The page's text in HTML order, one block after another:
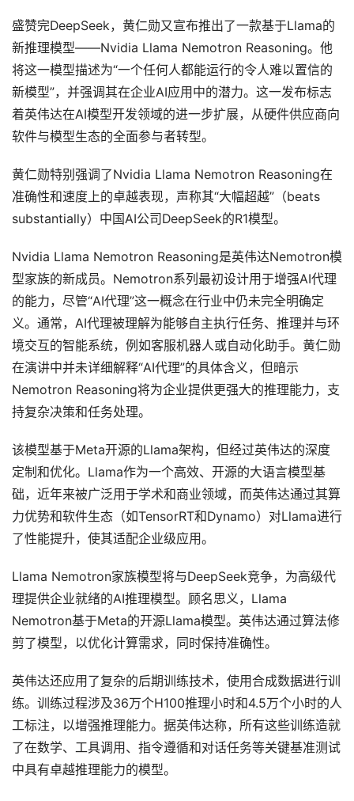
盛赞完DeepSeek，黄仁勋又宣布推出了一款基于Llama的
新推理模型——Nvidia Llama Nemotron Reasoning。他
将这一模型描述为“一个任何人都能运行的令人难以置信的
新模型”，并强调其在企业AI应用中的潜力。这一发布标志
着英伟达在AI模型开发领域的进一步扩展，从硬件供应商向
软件与模型生态的全面参与者转型。
黄仁勋特别强调了Nvidia Llama Nemotron Reasoning在
准确性和速度上的卓越表现，声称其“大幅超越”（beats
substantially）中国AI公司DeepSeek的R1模型。
Nvidia Llama Nemotron Reasoning是英伟达Nemotron模
型家族的新成员。Nemotron系列最初设计用于增强AI代理
的能力，尽管“AI代理”这一概念在行业中仍未完全明确定
义。通常，AI代理被理解为能够自主执行任务、推理并与环
境交互的智能系统，例如客服机器人或自动化助手。黄仁勋
在演讲中并未详细解释“AI代理”的具体含义，但暗示
Nemotron Reasoning将为企业提供更强大的推理能力，支
持复杂决策和任务处理。
该模型基于Meta开源的Llama架构，但经过英伟达的深度
定制和优化。Llama作为一个高效、开源的大语言模型基
础，近年来被广泛用于学术和商业领域，而英伟达通过其算
力优势和软件生态（如TensorRT和Dynamo）对Llama进行
了性能提升，使其适配企业级应用。
Llama Nemotron家族模型将与DeepSeek竞争，为高级代
理提供企业就绪的AI推理模型。顾名思义，Llama
Nemotron基于Meta的开源Llama模型。英伟达通过算法修
剪了模型，以优化计算需求，同时保持准确性。
英伟达还应用了复杂的后期训练技术，使用合成数据进行训
练。训练过程涉及36万个H100推理小时和4.5万个小时的人
工标注，以增强推理能力。据英伟达称，所有这些训练造就
了在数学、工具调用、指令遵循和对话任务等关键基准测试
中具有卓越推理能力的模型。